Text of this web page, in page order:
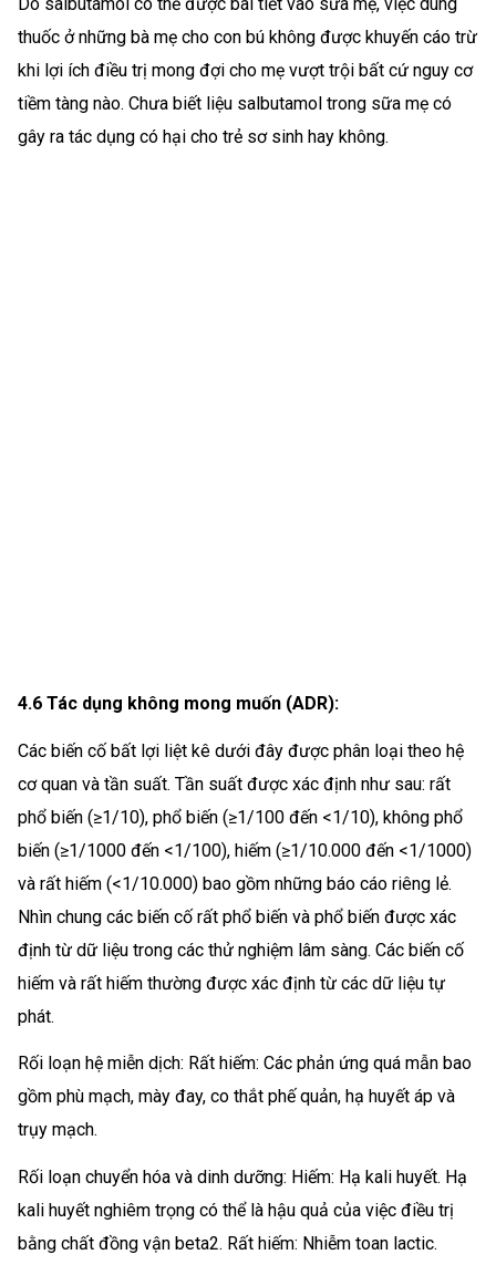
thuốc ở những bà mẹ cho con bú không được khuyến cáo trừ
khi lợi ích điều trị mong đợi cho mẹ vượt trội bất cứ nguy cơ
tiềm tàng nào. Chưa biết liệu salbutamol trong sữa mẹ có
gây ra tác dụng có hại cho trẻ sơ sinh hay không.
4.6 Tác dụng không mong muốn (ADR):
Các biến cố bất lợi liệt kê dưới đây được phân loại theo hệ
cơ quan và tần suất. Tần suất được xác định như sau: rất
phổ biến (≥1/10), phổ biến (≥1/100 đến <1/10), không phổ
biến (≥1/1000 đến <1/100), hiếm (≥1/10.000 đến <1/1000)
và rất hiếm (<1/10.000) bao gồm những báo cáo riêng lẻ.
Nhìn chung các biến cố rất phổ biến và phổ biến được xác
định từ dữ liệu trong các thử nghiệm lâm sàng. Các biến cố
hiếm và rất hiếm thường được xác định từ các dữ liệu tự
phát.
Rối loạn hệ miễn dịch: Rất hiếm: Các phản ứng quá mẫn bao
gồm phù mạch, mày đay, co thắt phế quản, hạ huyết áp và
trụy mạch.
Rối loạn chuyển hóa và dinh dưỡng: Hiếm: Hạ kali huyết. Hạ
kali huyết nghiêm trọng có thể là hậu quả của việc điều trị
bằng chất đồng vận beta2. Rất hiếm: Nhiễm toan lactic.